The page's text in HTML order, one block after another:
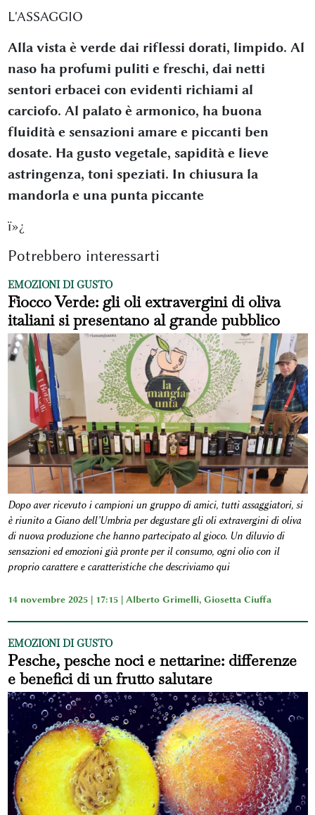
L'ASSAGGIO
Alla vista è verde dai riflessi dorati, limpido. Al
naso ha profumi puliti e freschi, dai netti
sentori erbacei con evidenti richiami al
carciofo. Al palato è armonico, ha buona
fluidità e sensazioni amare e piccanti ben
dosate. Ha gusto vegetale, sapidità e lieve
astringenza, toni speziati. In chiusura la
mandorla e una punta piccante
ï»¿
Potrebbero interessarti
EMOZIONI DI GUSTO
Fiocco Verde: gli oli extravergini di oliva
italiani si presentano al grande pubblico
Dopo aver ricevuto i campioni un gruppo di amici, tutti assaggiatori, si
è riunito a Giano dell’Umbria per degustare gli oli extravergini di oliva
di nuova produzione che hanno partecipato al gioco. Un diluvio di
sensazioni ed emozioni già pronte per il consumo, ogni olio con il
proprio carattere e caratteristiche che descriviamo qui
14 novembre 2025 | 17:15 | Alberto Grimelli, Giosetta Ciuffa
EMOZIONI DI GUSTO
Pesche, pesche noci e nettarine: differenze
e benefici di un frutto salutare